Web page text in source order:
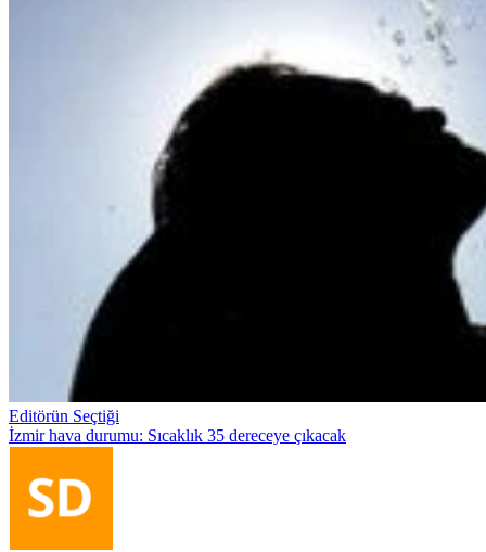
Editörün Seçtiği
İzmir hava durumu: Sıcaklık 35 dereceye çıkacak